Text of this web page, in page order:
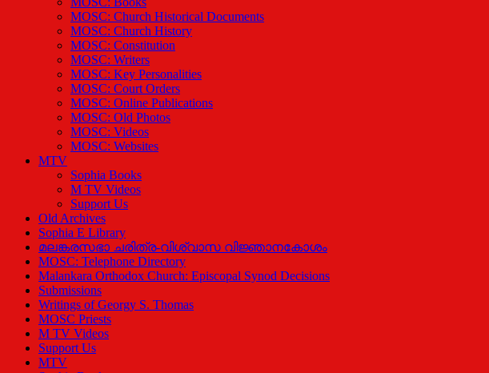
MOSC: Church Historical Documents
MOSC: Church History
MOSC: Constitution
MOSC: Writers
MOSC: Key Personalities
MOSC: Court Orders
MOSC: Online Publications
MOSC: Old Photos
MOSC: Videos
MOSC: Websites
MTV
Sophia Books
M TV Videos
Support Us
Old Archives
Sophia E Library
മലങ്കരസഭാ ചരിത്ര-വിശ്വാസ വിജ്ഞാനകോശം
MOSC: Telephone Directory
Malankara Orthodox Church: Episcopal Synod Decisions
Submissions
Writings of Georgy S. Thomas
MOSC Priests
M TV Videos
Support Us
MTV